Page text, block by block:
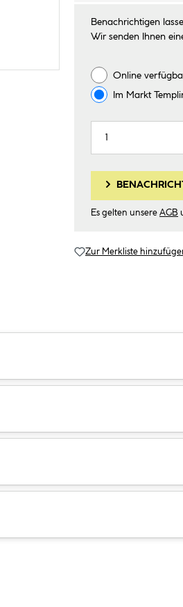
Benachrichtigen
Wir senden Ihnen
Online
Im Markt
Es gelten unsere AGB
Zur Merkliste